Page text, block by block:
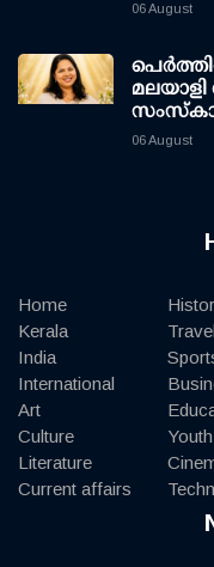
06 August
06 August
Home
Kerala
India
International
Art
Culture
Literature
Current affairs
Travel
Youth